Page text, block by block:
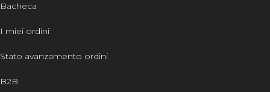
Bacheca
I miei ordini
Stato avanzamento ordini
B2B